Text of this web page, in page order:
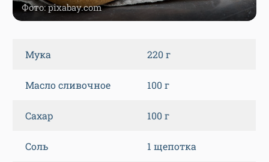
Фото: pixabay.com
Мука 220 г
Масло сливочное 100 г
Сахар 100 г
Соль 1 щепотка